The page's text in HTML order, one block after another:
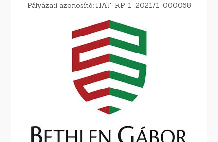
Pályázati azonosító: HAT-KP-1-2021/1-000068